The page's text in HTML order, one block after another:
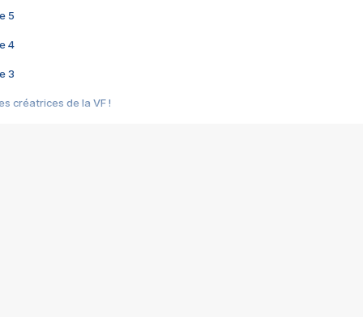
5
4
3
créatrices de la VF !